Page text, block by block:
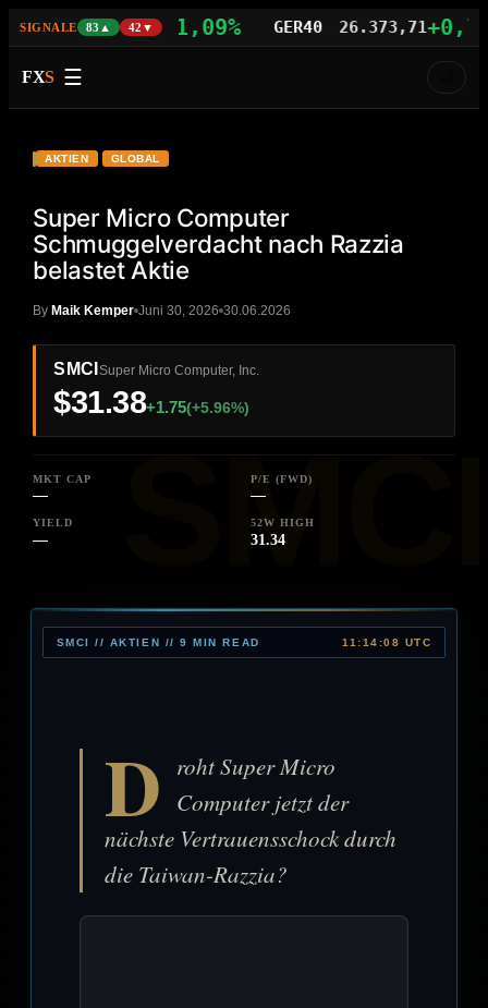
SIGNALE 83▲ 42▼
29.742,21+1,09% GER40 26.373,71+0,77%
FXS ☰
SMCI
AKTIEN GLOBAL
Super Micro Computer
Schmuggelverdacht nach Razzia
belastet Aktie
ByMaik Kemper Juni 30, 2026 30.06.2026
SMCI Super Micro Computer, Inc.
$31.38+1.75(+5.96%)
MKT CAP
—
P/E (FWD)
—
YIELD
—
52W HIGH
31.34
SMCI // AKTIEN // 9 MIN READ 11:14:08 UTC
D
roht Super Micro
Computer jetzt der
nächste Vertrauensschock durch
die Taiwan-Razzia?